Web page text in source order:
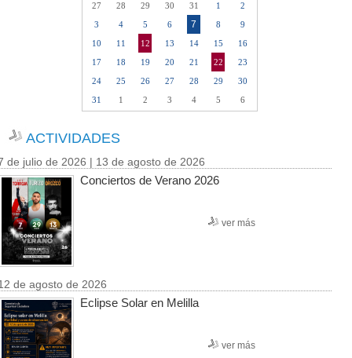
27 28 29 30 31 1
2
3
4 5 6 7 8
9
10
11 12 13 14 15
16
17
18 19 20 21 22
23
24
25 26 27 28 29
30
31
1 2 3 4 5 6
ACTIVIDADES
de julio de 2026 | 13 de agosto de 2026
Conciertos de Verano 2026
ver más
de agosto de 2026
Eclipse Solar en Melilla
ver más